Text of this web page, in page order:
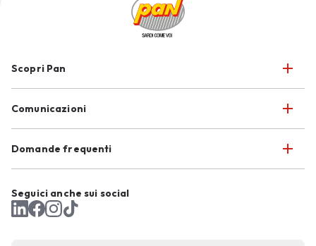
Scopri Pan
Comunicazioni
Domande frequenti
Seguici anche sui social